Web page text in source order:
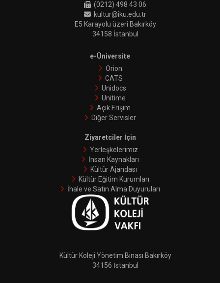
(0212) 498 43 06
kultur@iku.edu.tr
E5 Karayolu üzeri Bakırköy
34158 İstanbul
e-Üniversite
Orion
CATS
Unidocs
Unitime
Açık Erişim
Diğer Servisler
Ziyaretciler İçin
Yerleşkelerimiz
İnsan Kaynakları
Kültür Ajandası
Kültür Eğitim Kurumları
İhale ve Satın Alma Duyuruları
Kültür Koleji Yönetim Binası Bakırköy
34156 İstanbul